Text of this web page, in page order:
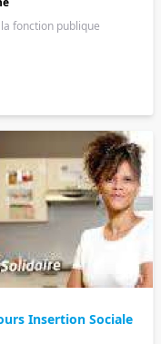
fonction publique
Insertion Sociale